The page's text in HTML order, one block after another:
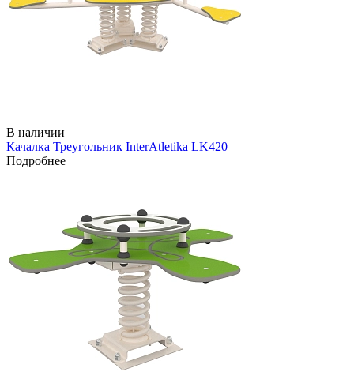
В наличии
Качалка Треугольник InterAtletika LK420
Подробнее